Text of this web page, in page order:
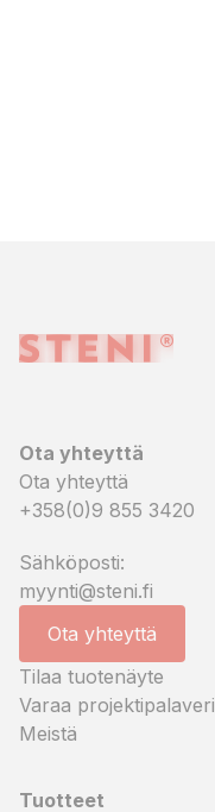
Ota yhteyttä
Ota yhteyttä
+358(0)9 855 3420
Sähköposti:
myynti@steni.fi
Ota yhteyttä
Tilaa tuotenäyte
Varaa projektipalaveri
Meistä
Tuotteet